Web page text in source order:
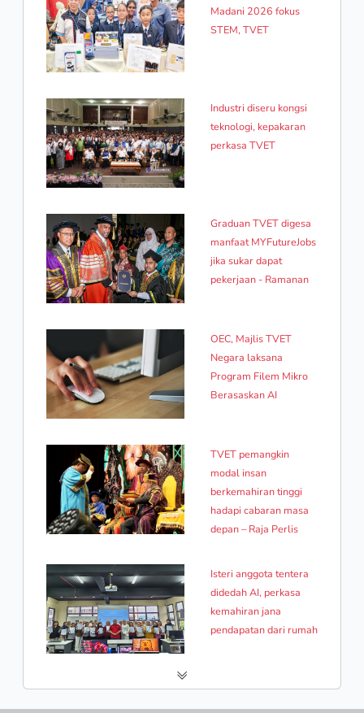
Madani 2026 fokus
STEM, TVET
Industri diseru kongsi
teknologi, kepakaran
perkasa TVET
Graduan TVET digesa
manfaat MYFutureJobs
jika sukar dapat
pekerjaan - Ramanan
OEC, Majlis TVET
Negara laksana
Program Filem Mikro
Berasaskan AI
TVET pemangkin
modal insan
berkemahiran tinggi
hadapi cabaran masa
depan – Raja Perlis
Isteri anggota tentera
didedah AI, perkasa
kemahiran jana
pendapatan dari rumah